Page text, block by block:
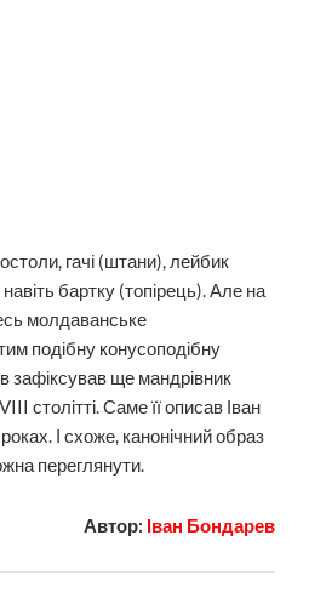
ChatGPT
Google AI
Gemini
Perplexity